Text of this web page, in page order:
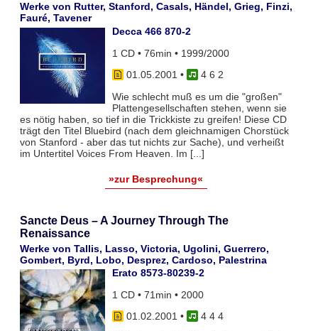
Werke von Rutter, Stanford, Casals, Händel, Grieg, Finzi,
Fauré, Tavener
Decca 466 870-2
1 CD • 76min • 1999/2000
01.05.2001 •
4 6 2
Wie schlecht muß es um die "großen"
Plattengesellschaften stehen, wenn sie
es nötig haben, so tief in die Trickkiste zu greifen! Diese CD
trägt den Titel Bluebird (nach dem gleichnamigen Chorstück
von Stanford - aber das tut nichts zur Sache), und verheißt
im Untertitel Voices From Heaven. Im [...]
»zur Besprechung«
Sancte Deus – A Journey Through The
Renaissance
Werke von Tallis, Lasso, Victoria, Ugolini, Guerrero,
Gombert, Byrd, Lobo, Desprez, Cardoso, Palestrina
Erato 8573-80239-2
1 CD • 71min • 2000
01.02.2001 •
4 4 4